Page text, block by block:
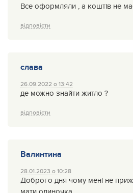
Все оформляли , а коштів не
відповісти
слава
26.09.2022 о 13:42
де можно знайти житло ?
відповісти
Валинтина
28.01.2023 о 10:28
Доброго дня чому мені не